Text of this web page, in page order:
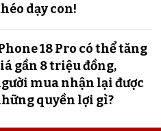
dạy con!
18 Pro có thể tăng
gần 8 triệu đồng,
mua nhận lại được
quyền lợi gì?